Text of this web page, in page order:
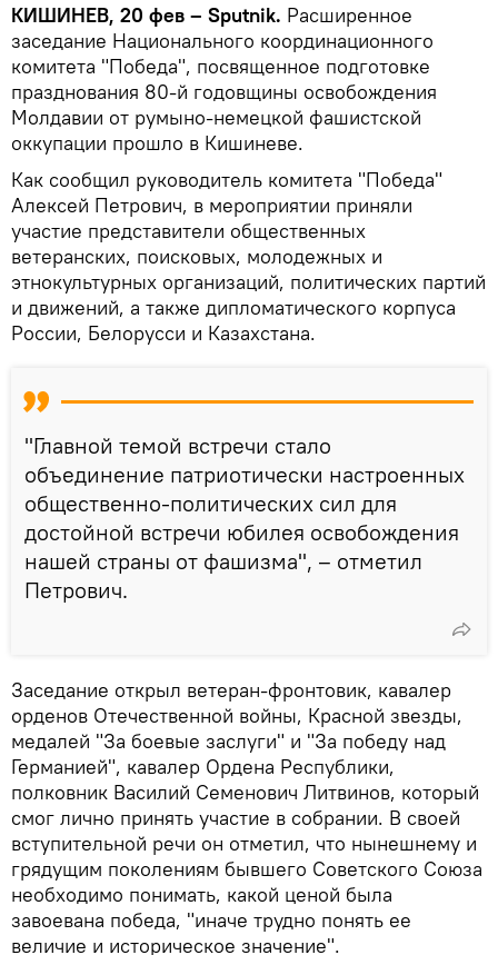
КИШИНЕВ, 20 фев – Sputnik. Расширенное
заседание Национального координационного
комитета "Победа", посвященное подготовке
празднования 80-й годовщины освобождения
Молдавии от румыно-немецкой фашистской
оккупации прошло в Кишиневе.
Как сообщил руководитель комитета "Победа"
Алексей Петрович, в мероприятии приняли
участие представители общественных
ветеранских, поисковых, молодежных и
этнокультурных организаций, политических партий
и движений, а также дипломатического корпуса
России, Белорусси и Казахстана.
"Главной темой встречи стало
объединение патриотически настроенных
общественно-политических сил для
достойной встречи юбилея освобождения
нашей страны от фашизма", – отметил
Петрович.
Заседание открыл ветеран-фронтовик, кавалер
орденов Отечественной войны, Красной звезды,
медалей "За боевые заслуги" и "За победу над
Германией", кавалер Ордена Республики,
полковник Василий Семенович Литвинов, который
смог лично принять участие в собрании. В своей
вступительной речи он отметил, что нынешнему и
грядущим поколениям бывшего Советского Союза
необходимо понимать, какой ценой была
завоевана победа, "иначе трудно понять ее
величие и историческое значение".